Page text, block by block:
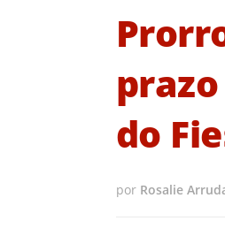
do
por Rosalie